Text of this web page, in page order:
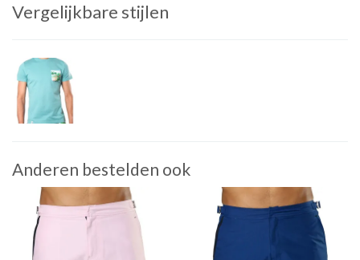
Vergelijkbare stijlen
Anderen bestelden ook